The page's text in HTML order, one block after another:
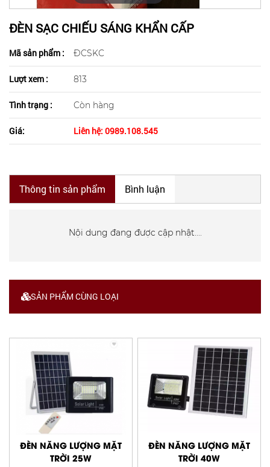
ĐÈN SẠC CHIẾU SÁNG KHẨN CẤP
Mã sản phẩm : ĐCSKC
Lượt xem : 813
Tình trạng : Còn hàng
Giá: Liên hệ: 0989.108.545
Thông tin sản phẩm Bình luận
Nội dung đang được cập nhật....
SẢN PHẨM CÙNG LOẠI
ĐÈN NĂNG LƯỢNG MẶT
TRỜI 25W
ĐÈN NĂNG LƯỢNG MẶT
TRỜI 40W